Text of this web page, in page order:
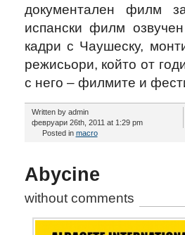
документален филм
испански филм
кадри с Чаушеску,
режисьори, който от
с него – филмите и
Written by admin
февруари 26th, 2011 at 1:29 pm
Posted in macro
Abycine
without comments